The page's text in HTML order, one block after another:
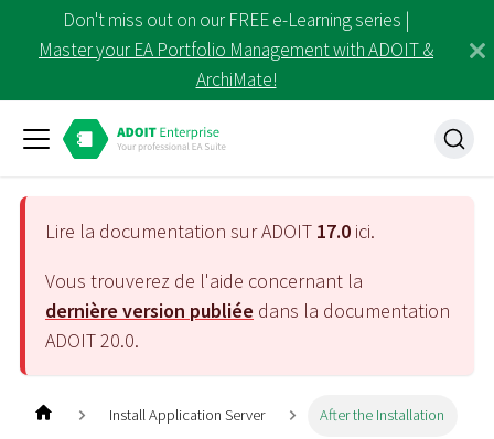
Don't miss out on our FREE e-Learning series |
Master your EA Portfolio Management with ADOIT &
ArchiMate!
Lire la documentation sur ADOIT 17.0 ici.
Vous trouverez de l'aide concernant la
dernière version publiée dans la documentation
ADOIT20.0.
Install Application Server After the Installation